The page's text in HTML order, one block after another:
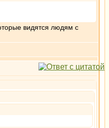
видятся людям с